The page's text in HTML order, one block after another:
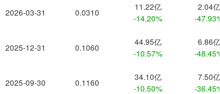
2026-03-31
2025-12-31
2025-09-30
0.0310
11.22亿
-14.20%
2.04亿
-
0.1060
44.95亿
-10.57%
6.86亿
-
0.1160
34.10亿
-10.50%
7.50亿
-